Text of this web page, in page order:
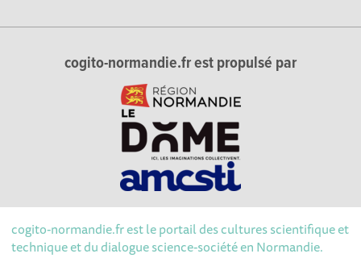
des cookies pour mesurer notre
cogito-normandie.fr est propulsé par
cogito-normandie.fr est le portail des cultures scientifique et
technique et du dialogue science-société en Normandie.